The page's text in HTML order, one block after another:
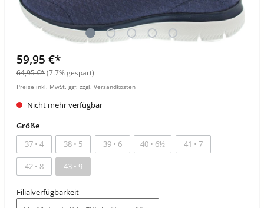
59,95 €*
64,95 €*(7.7% gespart)
Preise inkl. MwSt. ggf. zzgl. Versandkosten
Nicht mehr verfügbar
Größe
37 • 4
38 • 5 39 • 6 40 • 6½ 41 • 7
42 • 8 43 • 9
Filialverfügbarkeit